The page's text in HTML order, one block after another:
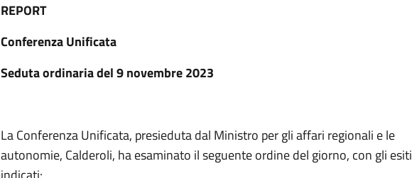
REPORT
Conferenza Unificata
Seduta ordinaria del 9 novembre 2023
La Conferenza Unificata, presieduta dal Ministro per gli affari regionali e le
autonomie, Calderoli, ha esaminato il seguente ordine del giorno, con gli esiti